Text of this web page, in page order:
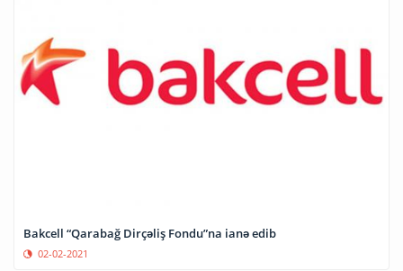
Bakcell “Qarabağ Dirçəliş Fondu”na ianə edib
02-02-2021